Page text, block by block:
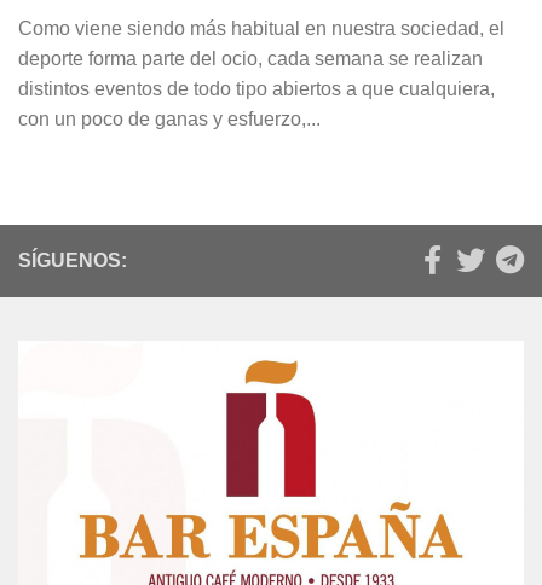
Como viene siendo más habitual en nuestra sociedad, el
deporte forma parte del ocio, cada semana se realizan
distintos eventos de todo tipo abiertos a que cualquiera,
con un poco de ganas y esfuerzo,...
SÍGUENOS: